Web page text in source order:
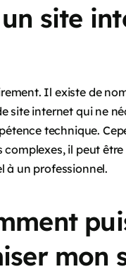
site
Il existe de
site internet qui ne
technique.
complexes, il peut
à un professionnel.
mon